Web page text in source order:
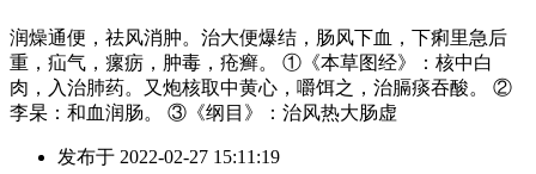
润燥通便，祛风消肿。治大便爆结，肠风下血，下痢里急后
重，疝气，瘰疬，肿毒，疮癣。 ①《本草图经》：核中白
肉，入治肺药。又炮核取中黄心，嚼饵之，治膈痰吞酸。 ②
李杲：和血润肠。 ③《纲目》：治风热大肠虚
发布于 2022-02-27 15:11:19